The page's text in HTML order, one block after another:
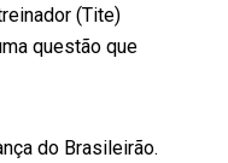
(Tite)
questão que
do Brasileirão.